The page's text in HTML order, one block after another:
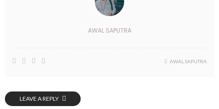
AWAL SAPUTRA
AWAL SAPUTRA
LEAVE A REPLY